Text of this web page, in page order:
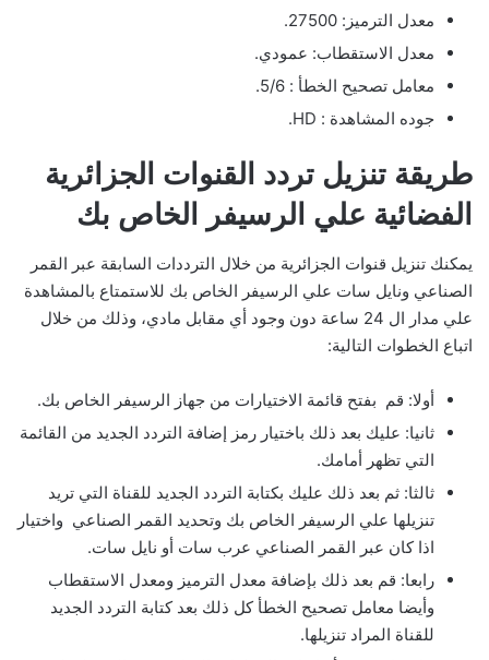
معدل الترميز: 27500.
معدل الاستقطاب: عمودي.
معامل تصحيح الخطأ : 5/6.
جوده المشاهدة : HD.
طريقة تنزيل تردد القنوات الجزائرية
الفضائية علي الرسيفر الخاص بك
يمكنك تنزيل قنوات الجزائرية من خلال الترددات السابقة عبر القمر
الصناعي ونايل سات علي الرسيفر الخاص بك للاستمتاع بالمشاهدة
علي مدار ال 24 ساعة دون وجود أي مقابل مادي، وذلك من خلال
اتباع الخطوات التالية:
أولا: قم بفتح قائمة الاختيارات من جهاز الرسيفر الخاص بك.
ثانيا: عليك بعد ذلك باختيار رمز إضافة التردد الجديد من القائمة
التي تظهر أمامك.
ثالثا: ثم بعد ذلك عليك بكتابة التردد الجديد للقناة التي تريد
تنزيلها علي الرسيفر الخاص بك وتحديد القمر الصناعي واختيار
اذا كان عبر القمر الصناعي عرب سات أو نايل سات.
رابعا: قم بعد ذلك بإضافة معدل الترميز ومعدل الاستقطاب
وأيضا معامل تصحيح الخطأ كل ذلك بعد كتابة التردد الجديد
للقناة المراد تنزيلها.